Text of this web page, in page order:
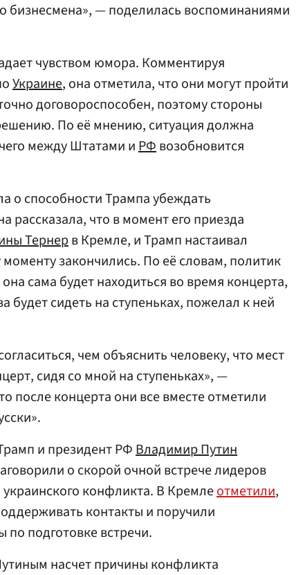
бизнесмена», — поделилась воспоминаниями
чувством юмора. Комментируя
Украине, она отметила, что они могут пройти
договороспособен, поэтому стороны
По её мнению, ситуация должна
между Штатами иРФвозобновится
о способности Трампа убеждать
рассказала, что в момент его приезда
Тернерв Кремле, и Трамп настаивал
закончились. По её словам, политик
сама будет находиться во время концерта,
будет сидеть на ступеньках, пожелал к ней
чем объяснить человеку, что мест
сидя со мной на ступеньках», —
после концерта они все вместе отметили
и президент РФВладимир Путин
о скорой очной встрече лидеров
конфликта. В Кремлеотметили,
контакты и поручили
подготовке встречи.
насчет причины конфликта